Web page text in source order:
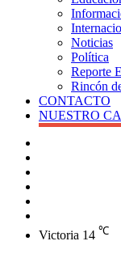
Noticias
Política
Reporte
Rincón
CONTACTO
NUESTRO
Victoria 14 ℃